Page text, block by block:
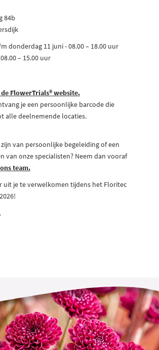
84b
donderdag 11 juni - 08.00 – 18.00 uur
– 15.00 uur
de FlowerTrials® website.
je een persoonlijke barcode die
alle deelnemende locaties.
van persoonlijke begeleiding of een
van onze specialisten? Neem dan vooraf
ons team.
uit je te verwelkomen tijdens het Floritec